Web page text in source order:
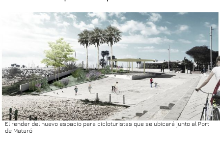
El render del nuevo espacio para cicloturistas que se ubicará junto al Port
de Mataró